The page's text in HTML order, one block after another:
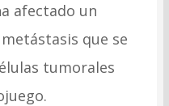
afectado un
que se
tumorales